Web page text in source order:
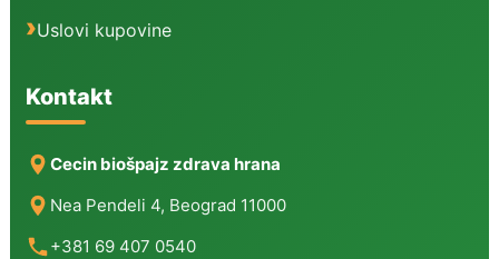
Uslovi kupovine
Kontakt
Cecin biošpajz zdrava hrana
Nea Pendeli 4, Beograd 11000
+381 69 407 0540